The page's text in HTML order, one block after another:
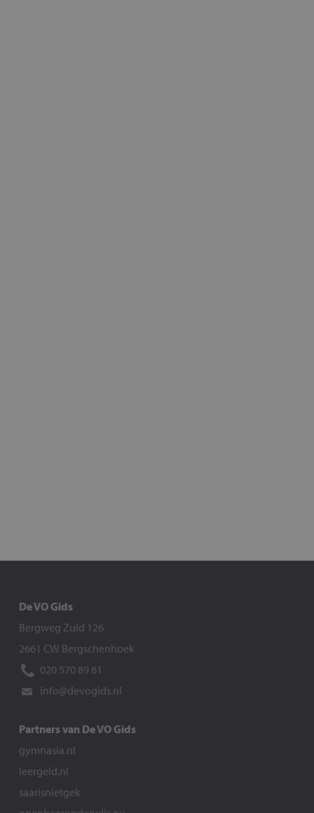
De VO Gids
Bergweg Zuid 126
2661 CW Bergschenhoek
020 570 89 81
info@devogids.nl
Partners van De VO Gids
gymnasia.nl
leergeld.nl
saarisnietgek